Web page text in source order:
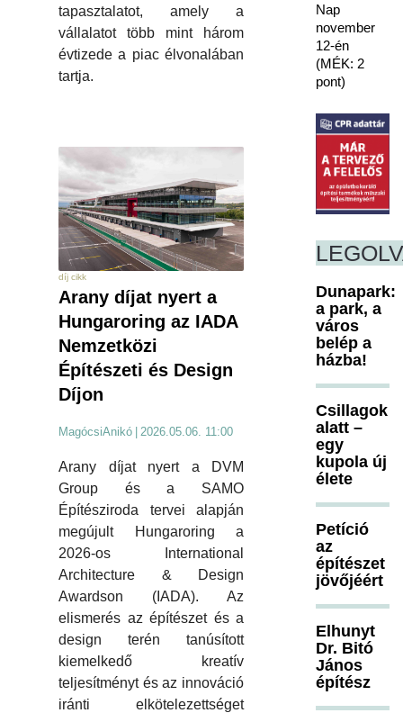
tapasztalatot, amely a
vállalatot több mint három
évtizede a piac élvonalában
tartja.
díj cikk
Arany díjat nyert a
Hungaroring az IADA
Nemzetközi
Építészeti és Design
Díjon
MagócsiAnikó | 2026.05.06. 11:00
Arany díjat nyert a DVM
Group és a SAMO
Építésziroda tervei alapján
megújult Hungaroring a
2026-os International
Architecture & Design
Awardson (IADA). Az
elismerés az építészet és a
design terén tanúsított
kiemelkedő kreatív
teljesítményt és az innováció
iránti elkötelezettséget
Nap
november
12-én
(MÉK: 2
pont)
Dunapark:
a park, a
város
belép a
házba!
Csillagok
alatt –
egy
kupola új
élete
Petíció
az
építészet
jövőjéért
Elhunyt
Dr. Bitó
János
építész